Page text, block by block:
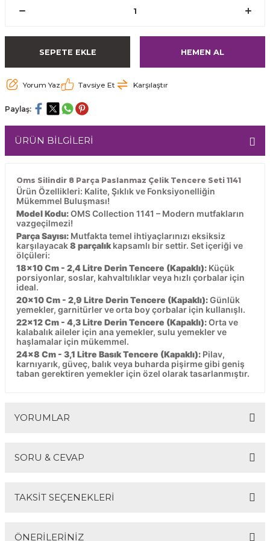
SEPETE EKLE HEMEN AL
Yorum Yaz Tavsiye Et Karşılaştır
Paylaş:
ÜRÜN BİLGİLERİ
Oms Silindir 8 Parça Paslanmaz Çelik Tencere Seti 1141
Ürün Özellikleri: Kalite, Şıklık ve Fonksiyonelliğin
Mükemmel Buluşması!
Model Kodu:OMS Collection 1141 – Modern mutfakların
vazgeçilmezi!
Parça Sayısı: Mutfakta temel ihtiyaçlarınızı eksiksiz
karşılayacak8 parçalık kapsamlı bir settir. Set içeriği ve
ölçüleri:
18x10 Cm - 2,4 Litre Derin Tencere (Kapaklı): Küçük
porsiyonlar, soslar, kahvaltılıklar veya hızlı çorbalar için
ideal.
20x10 Cm - 2,9 Litre Derin Tencere (Kapaklı):Günlük
yemekler, garnitürler ve orta boy çorbalar için kullanışlı.
22x12 Cm - 4,3 Litre Derin Tencere (Kapaklı):Orta ve
kalabalık aileler için ana yemekler, sulu yemekler ve
haşlamalar için mükemmel.
24x8 Cm - 3,1 Litre Basık Tencere (Kapaklı): Pilav,
karnıyarık, güveç, balık veya buharda pişirme gibi geniş
taban gerektiren yemekler için özel olarak tasarlanmıştır.
YORUMLAR
SORU & CEVAP
TAKSİT SEÇENEKLERİ
ÖNERİLERİNİZ